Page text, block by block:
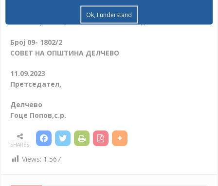
Решението влегува во сила со денот на донесувањето,
а ќе се објави во „Сл.гласник на Општина Делчево“.
Број 09- 1802/2
СОВЕТ НА ОПШТИНА ДЕЛЧЕВО
11.09.2023
Претседател,
Делчево
Гоце Попов,с.р.
SHARES
Views: 1,567
Ok, I understand